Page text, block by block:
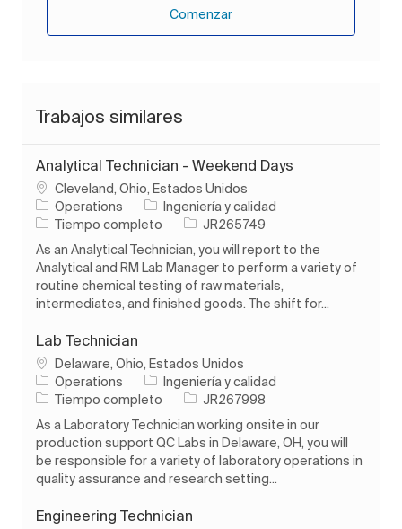
Comenzar
Trabajos similares
Analytical Technician - Weekend Days
Ubicación
Cleveland, Ohio, Estados Unidos
Operations
Categoría
Ingeniería y calidad
Tipo de trabajo
Tiempo completo ID de trabajo
JR265749
As an Analytical Technician, you will report to the
Analytical and RM Lab Manager to perform a variety of
routine chemical testing of raw materials,
intermediates, and finished goods. The shift for...
Lab Technician
Ubicación
Delaware, Ohio, Estados Unidos
Operations
Categoría
Ingeniería y calidad
Tipo de trabajo
Tiempo completo ID de trabajo
JR267998
As a Laboratory Technician working onsite in our
production support QC Labs in Delaware, OH, you will
be responsible for a variety of laboratory operations in
quality assurance and research setting...
Engineering Technician